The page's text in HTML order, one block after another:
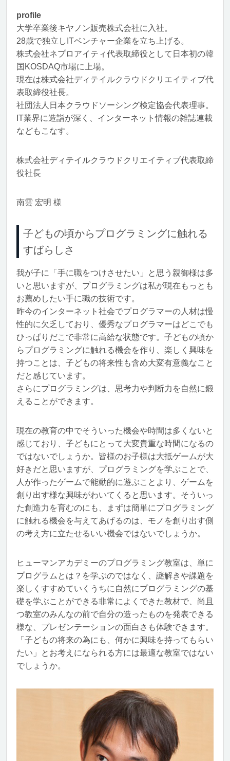
profile
大学卒業後キヤノン販売株式会社に入社。
28歳で独立しITベンチャー企業を立ち上げる。
株式会社ネプロアイティ代表取締役として日本初の韓
国KOSDAQ市場に上場。
現在は株式会社ディテイルクラウドクリエイティブ代
表取締役社長。
社団法人日本クラウドソーシング検定協会代表理事。
IT業界に造詣が深く、インターネット情報の雑誌連載
などもこなす。
株式会社ディテイルクラウドクリエイティブ代表取締
役社長
南雲 宏明 様
子どもの頃からプログラミングに触れる
すばらしさ
我が子に「手に職をつけさせたい」と思う親御様は多
いと思いますが、プログラミングは私が現在もっとも
お薦めしたい手に職の技術です。
昨今のインターネット社会でプログラマーの人材は慢
性的に欠乏しており、優秀なプログラマーはどこでも
ひっぱりだこで非常に高給な状態です。子どもの頃か
らプログラミングに触れる機会を作り、楽しく興味を
持つことは、子どもの将来性も含め大変有意義なこと
だと感じています。
さらにプログラミングは、思考力や判断力を自然に鍛
えることができます。
現在の教育の中でそういった機会や時間は多くないと
感じており、子どもにとって大変貴重な時間になるの
ではないでしょうか。皆様のお子様は大抵ゲームが大
好きだと思いますが、プログラミングを学ぶことで、
人が作ったゲームで能動的に遊ぶことより、ゲームを
創り出す様な興味がわいてくると思います。そういっ
た創造力を育むのにも、まずは簡単にプログラミング
に触れる機会を与えてあげるのは、モノを創り出す側
の考え方に立たせるいい機会ではないでしょうか。
ヒューマンアカデミーのプログラミング教室は、単に
プログラムとは？を学ぶのではなく、謎解きや課題を
楽しくすすめていくうちに自然にプログラミングの基
礎を学ぶことができる非常によくできた教材で、尚且
つ教室のみんなの前で自分の造ったものを発表できる
様な、プレゼンテーションの面白さも体験できます。
「子どもの将来の為にも、何かに興味を持ってもらい
たい」とお考えになられる方には最適な教室ではない
でしょうか。